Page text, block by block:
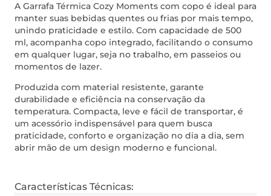
A Garrafa Térmica Cozy Moments com copo é ideal para
manter suas bebidas quentes ou frias por mais tempo,
unindo praticidade e estilo. Com capacidade de 500
ml, acompanha copo integrado, facilitando o consumo
em qualquer lugar, seja no trabalho, em passeios ou
momentos de lazer.
Produzida com material resistente, garante
durabilidade e eficiência na conservação da
temperatura. Compacta, leve e fácil de transportar, é
um acessório indispensável para quem busca
praticidade, conforto e organização no dia a dia, sem
abrir mão de um design moderno e funcional.
Características Técnicas: